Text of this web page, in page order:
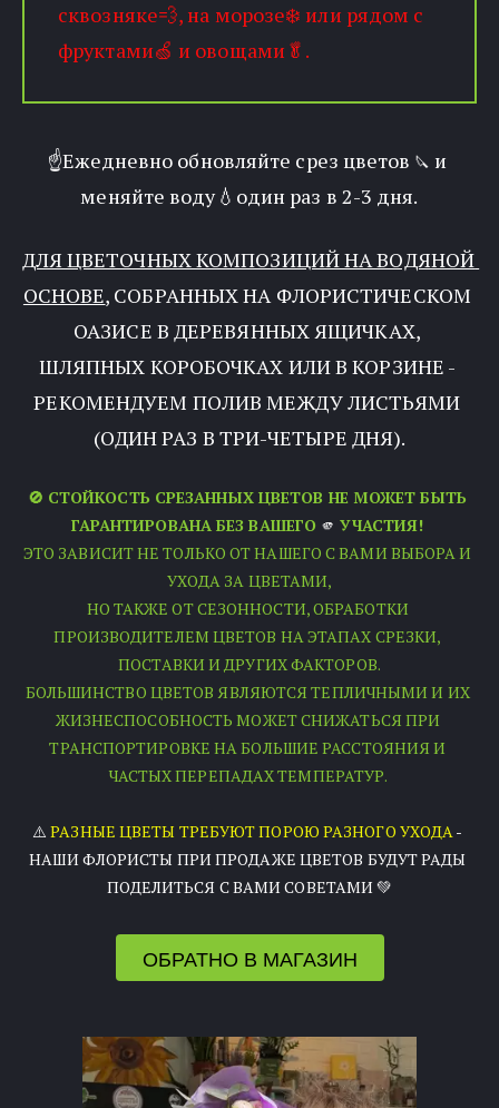
сквозняке💨, на морозе❄️ или рядом с
фруктами🍏 и овощами🥬.
☝️Ежедневно обновляйте срез цветов 🔪 и
меняйте воду💧один раз в 2-3 дня.
ДЛЯ ЦВЕТОЧНЫХ КОМПОЗИЦИЙ НА ВОДЯНОЙ
ОСНОВЕ, СОБРАННЫХ НА ФЛОРИСТИЧЕСКОМ
ОАЗИСЕ В ДЕРЕВЯННЫХ ЯЩИЧКАХ,
ШЛЯПНЫХ КОРОБОЧКАХ ИЛИ В КОРЗИНЕ -
РЕКОМЕНДУЕМ ПОЛИВ МЕЖДУ ЛИСТЬЯМИ
(ОДИН РАЗ В ТРИ-ЧЕТЫРЕ ДНЯ).
🚫 СТОЙКОСТЬ СРЕЗАННЫХ ЦВЕТОВ НЕ МОЖЕТ БЫТЬ
ГАРАНТИРОВАНА БЕЗ ВАШЕГО 🫵 УЧАСТИЯ!
ЭТО ЗАВИСИТ НЕ ТОЛЬКО ОТ НАШЕГО С ВАМИ ВЫБОРА И
УХОДА ЗА ЦВЕТАМИ,
НО ТАКЖЕ ОТ СЕЗОННОСТИ, ОБРАБОТКИ
ПРОИЗВОДИТЕЛЕМ ЦВЕТОВ НА ЭТАПАХ СРЕЗКИ,
ПОСТАВКИ И ДРУГИХ ФАКТОРОВ.
БОЛЬШИНСТВО ЦВЕТОВ ЯВЛЯЮТСЯ ТЕПЛИЧНЫМИ И ИХ
ЖИЗНЕСПОСОБНОСТЬ МОЖЕТ СНИЖАТЬСЯ ПРИ
ТРАНСПОРТИРОВКЕ НА БОЛЬШИЕ РАССТОЯНИЯ И
ЧАСТЫХ ПЕРЕПАДАХ ТЕМПЕРАТУР.
⚠️ РАЗНЫЕ ЦВЕТЫ ТРЕБУЮТ ПОРОЮ РАЗНОГО УХОДА -
НАШИ ФЛОРИСТЫ ПРИ ПРОДАЖЕ ЦВЕТОВ БУДУТ РАДЫ
ПОДЕЛИТЬСЯ С ВАМИ СОВЕТАМИ 💚
ОБРАТНО В МАГАЗИН